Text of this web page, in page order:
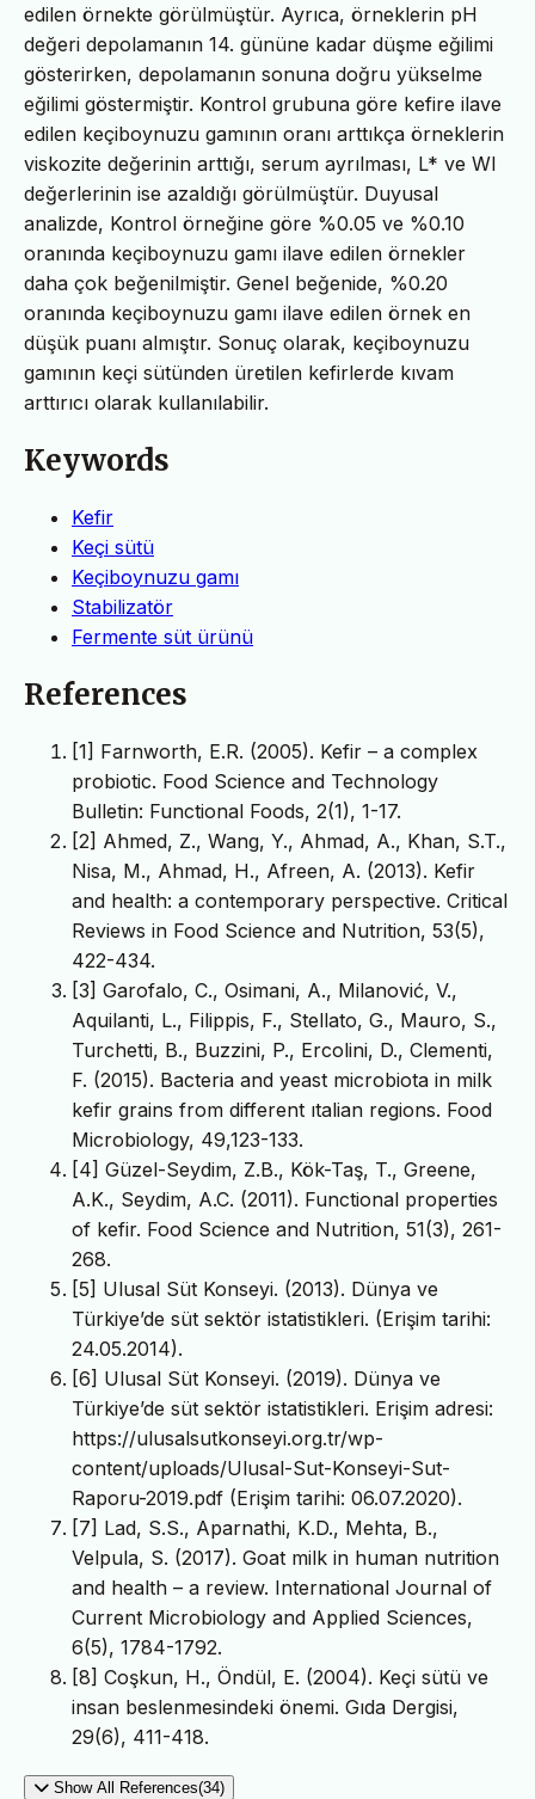
edilen örnekte görülmüştür. Ayrıca, örneklerin pH
değeri depolamanın 14. gününe kadar düşme eğilimi
gösterirken, depolamanın sonuna doğru yükselme
eğilimi göstermiştir. Kontrol grubuna göre kefire ilave
edilen keçiboynuzu gamının oranı arttıkça örneklerin
viskozite değerinin arttığı, serum ayrılması, L* ve WI
değerlerinin ise azaldığı görülmüştür. Duyusal
analizde, Kontrol örneğine göre %0.05 ve %0.10
oranında keçiboynuzu gamı ilave edilen örnekler
daha çok beğenilmiştir. Genel beğenide, %0.20
oranında keçiboynuzu gamı ilave edilen örnek en
düşük puanı almıştır. Sonuç olarak, keçiboynuzu
gamının keçi sütünden üretilen kefirlerde kıvam
arttırıcı olarak kullanılabilir.
Keywords
Kefir
Keçi sütü
Keçiboynuzu gamı
Stabilizatör
Fermente süt ürünü
References
[1] Farnworth, E.R. (2005). Kefir – a complex
probiotic. Food Science and Technology
Bulletin: Functional Foods, 2(1), 1-17.
[2] Ahmed, Z., Wang, Y., Ahmad, A., Khan, S.T.,
Nisa, M., Ahmad, H., Afreen, A. (2013). Kefir
and health: a contemporary perspective. Critical
Reviews in Food Science and Nutrition, 53(5),
422-434.
[3] Garofalo, C., Osimani, A., Milanović, V.,
Aquilanti, L., Filippis, F., Stellato, G., Mauro, S.,
Turchetti, B., Buzzini, P., Ercolini, D., Clementi,
F. (2015). Bacteria and yeast microbiota in milk
kefir grains from different ıtalian regions. Food
Microbiology, 49,123-133.
[4] Güzel-Seydim, Z.B., Kök-Taş, T., Greene,
A.K., Seydim, A.C. (2011). Functional properties
of kefir. Food Science and Nutrition, 51(3), 261-
268.
[5] Ulusal Süt Konseyi. (2013). Dünya ve
Türkiye’de süt sektör istatistikleri. (Erişim tarihi:
24.05.2014).
[6] Ulusal Süt Konseyi. (2019). Dünya ve
Türkiye’de süt sektör istatistikleri. Erişim adresi:
https://ulusalsutkonseyi.org.tr/wp-
content/uploads/Ulusal-Sut-Konseyi-Sut-
Raporu-2019.pdf (Erişim tarihi: 06.07.2020).
[7] Lad, S.S., Aparnathi, K.D., Mehta, B.,
Velpula, S. (2017). Goat milk in human nutrition
and health – a review. International Journal of
Current Microbiology and Applied Sciences,
6(5), 1784-1792.
[8] Coşkun, H., Öndül, E. (2004). Keçi sütü ve
insan beslenmesindeki önemi. Gıda Dergisi,
29(6), 411-418.
Show All References(34)